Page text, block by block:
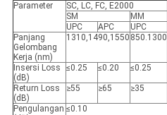
Parameter SC, LC, FC, E2000
SM
MM
UPC
APC UPC
Panjang
Gelombang
Kerja (nm)
1310,1490,1550 850.1300
Insersi Loss
(dB)
≤0.25 ≤0.20 ≤0.25
Return Loss
(dB)
≥55 ≥65 ≥35
Pengulangan ≤0.10